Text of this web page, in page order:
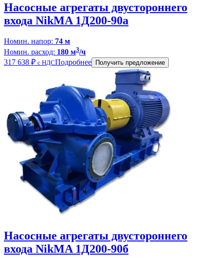
Насосные агрегаты двустороннего
входа NikMA 1Д200-90а
Номин. напор: 74 м
Номин. расход: 180 м3/ч
317 638 ₽ с НДСПодробнее Получить предложение
Насосные агрегаты двустороннего
входа NikMA 1Д200-90б